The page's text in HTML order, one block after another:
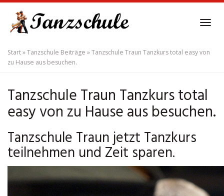
main
content
Start»Tanzschule Beiträge »Tanzschule Traun Tanzkurs total easy von
zu Hause aus besuchen.
Tanzschule Traun Tanzkurs total
easy von zu Hause aus besuchen.
Tanzschule Traun jetzt Tanzkurs
teilnehmen und Zeit sparen.